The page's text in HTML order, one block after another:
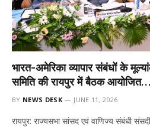
भारत-अमेरिका व्यापार संबंधों के
समिति की रायपुर में बैठक
BY NEWS DESK JUNE 11, 2026
रायपुर: राज्यसभा सांसद एवं वाणिज्य संबंधी